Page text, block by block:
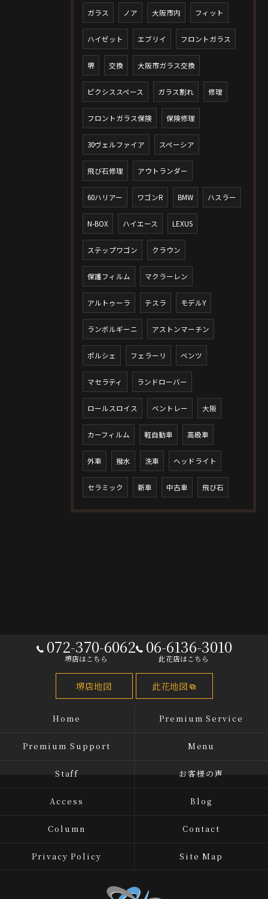
ガラス ノア 大阪市内 フィット
ハイゼット エブリイ フロントガラス
堺 交換 大阪市ガラス交換
ピクシススペース ガラス割れ 修理
フロントガラス保険 保険修理
30ヴェルファイア スペーシア
飛び石修理 アウトランダー
60ハリアー ワゴンR BMW ハスラー
N-BOX ハイエース LEXUS
ステップワゴン クラウン
保護フィルム マクラーレン
アルトゥーラ テスラ モデルY
ランボルギーニ アストンマーチン
ポルシェ フェラーリ ベンツ
マセラティ ランドローバー
ロールスロイス ベントレー 大阪
カーフィルム 軽自動車 高級車
外車 撥水 洗車 ヘッドライト
セラミック 新車 中古車 飛び石
072-370-6062
堺店はこちら
06-6136-3010
此花店はこちら
堺店地図 此花地図
Home Premium Service
Premium Support Menu
Staff お客様の声
Access Blog
Column Contact
Privacy Policy Site Map